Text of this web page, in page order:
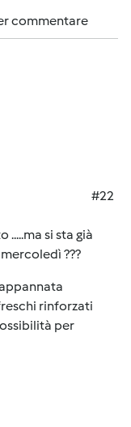
commentare
#22
si sta già
???
rinforzati
per